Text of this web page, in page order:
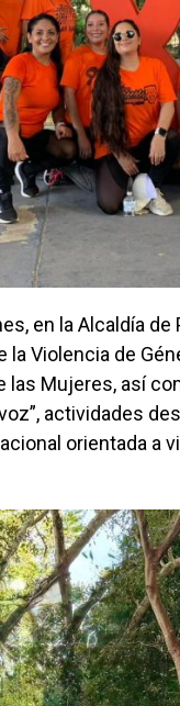
en la Alcaldía
la Violencia de
Mujeres, así
actividades
orientada a